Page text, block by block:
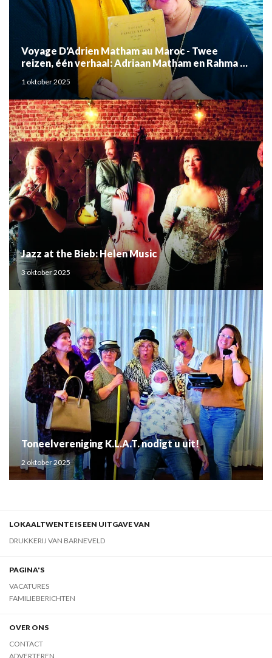
Voyage D'Adrien Matham au Maroc - Twee
reizen, één verhaal: Adriaan Matham en Rahma el
Mouden
1 oktober 2025
Jazz at the Bieb: Helen Music
3 oktober 2025
Toneelvereniging K.L.A.T. nodigt u uit!
2 oktober 2025
LOKAALTWENTE IS EEN UITGAVE VAN
DRUKKERIJ VAN BARNEVELD
PAGINA'S
VACATURES
FAMILIEBERICHTEN
OVER ONS
CONTACT
ADVERTEREN